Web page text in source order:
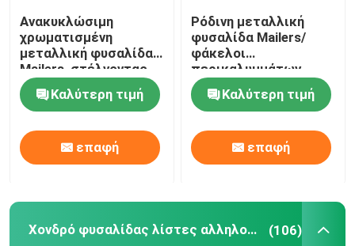
Τσάντες φύλλα αλουμινίου
Τυπωμένο κιβώτιο εγγράφου
τσάντες στηλών αέρα
Ανακυκλώσιμη
χρωματισμένη
μεταλλική φυσαλίδα
Mailers, στέλνοντας
υγρασία τσαντών
φυσαλίδων -
απόδειξη
Καλύτερη τιμή
επαφή
Ρόδινη μεταλλική
φυσαλίδα Mailers/
φάκελοι
περικαλυμμάτων
φυσαλίδων για τα
ηλεκτρονικά
προϊόντα
Καλύτερη τιμή
επαφή
Χονδρό φυσαλίδας λίστες αλληλογραφίας (106)